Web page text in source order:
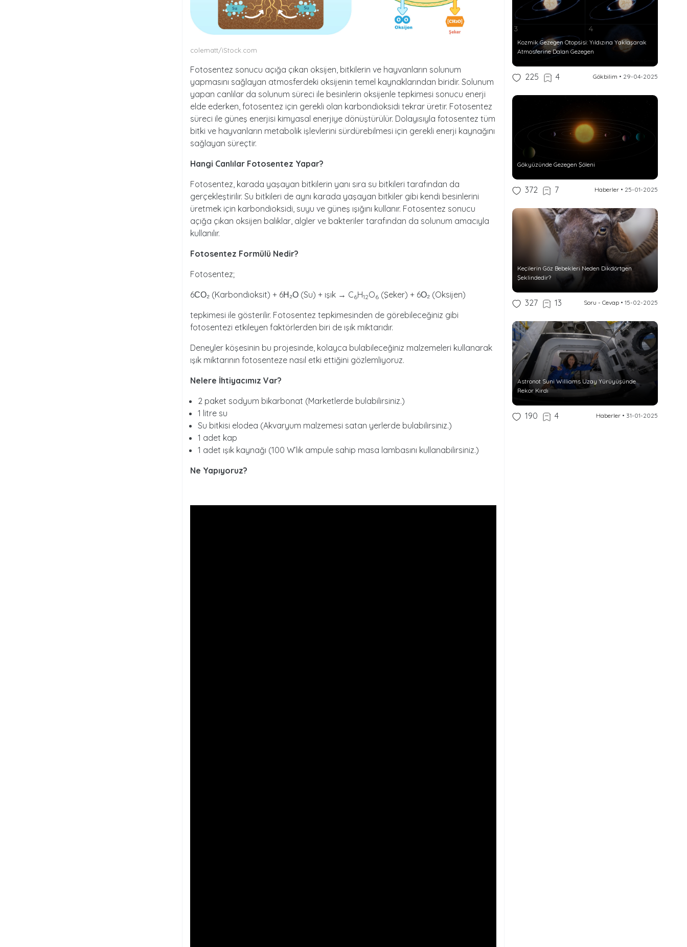
colematt/iStock.com
Fotosentez sonucu açığa çıkan oksijen, bitkilerin ve hayvanların solunum
yapmasını sağlayan atmosferdeki oksijenin temel kaynaklarından biridir. Solunum
yapan canlılar da solunum süreci ile besinlerin oksijenle tepkimesi sonucu enerji
elde ederken, fotosentez için gerekli olan karbondioksidi tekrar üretir. Fotosentez
süreci ile güneş enerjisi kimyasal enerjiye dönüştürülür. Dolayısıyla fotosentez tüm
bitki ve hayvanların metabolik işlevlerini sürdürebilmesi için gerekli enerji kaynağını
sağlayan süreçtir.
Hangi Canlılar Fotosentez Yapar?
Fotosentez, karada yaşayan bitkilerin yanı sıra su bitkileri tarafından da
gerçekleştirilir. Su bitkileri de aynı karada yaşayan bitkiler gibi kendi besinlerini
üretmek için karbondioksidi, suyu ve güneş ışığını kullanır. Fotosentez sonucu
açığa çıkan oksijen balıklar, algler ve bakteriler tarafından da solunum amacıyla
kullanılır.
Fotosentez Formülü Nedir?
Fotosentez;
6СО₂ (Karbondioksit) + 6Н₂О (Su) + ışık → C6H12O6 (Şeker) + 6О₂ (Oksijen)
tepkimesi ile gösterilir. Fotosentez tepkimesinden de görebileceğiniz gibi
fotosentezi etkileyen faktörlerden biri de ışık miktarıdır.
Deneyler köşesinin bu projesinde, kolayca bulabileceğiniz malzemeleri kullanarak
ışık miktarının fotosenteze nasıl etki ettiğini gözlemliyoruz.
Nelere İhtiyacımız Var?
2 paket sodyum bikarbonat (Marketlerde bulabilirsiniz.)
1 litre su
Su bitkisi elodea (Akvaryum malzemesi satan yerlerde bulabilirsiniz.)
1 adet kap
1 adet ışık kaynağı (100 W’lık ampule sahip masa lambasını kullanabilirsiniz.)
Ne Yapıyoruz?
Kozmik Gezegen Otopsisi: Yıldızına Yaklaşarak
Atmosferine Dalan Gezegen
225 4 Gökbilim • 29-04-2025
Gökyüzünde Gezegen Şöleni
372 7 Haberler• 25-01-2025
Keçilerin Göz Bebekleri Neden Dikdörtgen
Şeklindedir?
327 13 Soru - Cevap• 15-02-2025
Astronot Suni Williams Uzay Yürüyüşünde
Rekor Kırdı
190 4 Haberler• 31-01-2025